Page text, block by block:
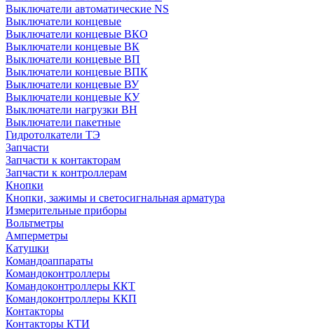
Выключатели автоматические NS
Выключатели концевые
Выключатели концевые ВКО
Выключатели концевые ВК
Выключатели концевые ВП
Выключатели концевые ВПК
Выключатели концевые ВУ
Выключатели концевые КУ
Выключатели нагрузки ВН
Выключатели пакетные
Гидротолкатели ТЭ
Запчасти
Запчасти к контакторам
Запчасти к контроллерам
Кнопки
Кнопки, зажимы и светосигнальная арматура
Измерительные приборы
Вольтметры
Амперметры
Катушки
Командоаппараты
Командоконтроллеры
Командоконтроллеры ККТ
Командоконтроллеры ККП
Контакторы
Контакторы КТИ